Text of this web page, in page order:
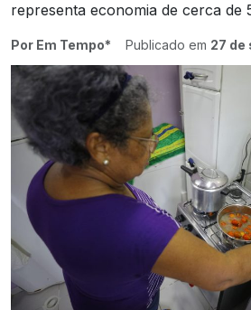
representa economia de cerca de
Por Em Tempo* Publicado em 27 de